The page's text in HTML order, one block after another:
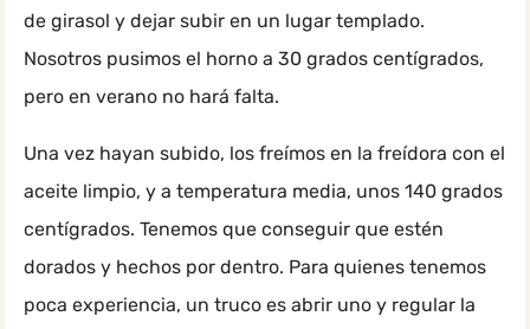
de girasol y dejar subir en un lugar templado.
Nosotros pusimos el horno a 30 grados centígrados,
pero en verano no hará falta.
Una vez hayan subido, los freímos en la freídora con el
aceite limpio, y a temperatura media, unos 140 grados
centígrados. Tenemos que conseguir que estén
dorados y hechos por dentro. Para quienes tenemos
poca experiencia, un truco es abrir uno y regular la